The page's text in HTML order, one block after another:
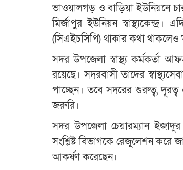
ভাওয়ালগড় ও বাড়িয়া ইউনিয়নে
মির্জাপুর ইউনিয়ন
(সিএইচসিপি) থাকার কথা
সদর উপজেলা স্বাস্থ্য কর্মকর্তা
রয়েছে। সদরবাসী তাদের
পাচ্ছেন। তবে সদরের গুরুত্ব, দূরত্ব
জরুরি।
সদর উপজেলা চেয়ারম্যান ইজাদুর
সংশ্লিষ্ট বিভাগকে রেজুলেশন করে
আকর্ষণ করেছেন।